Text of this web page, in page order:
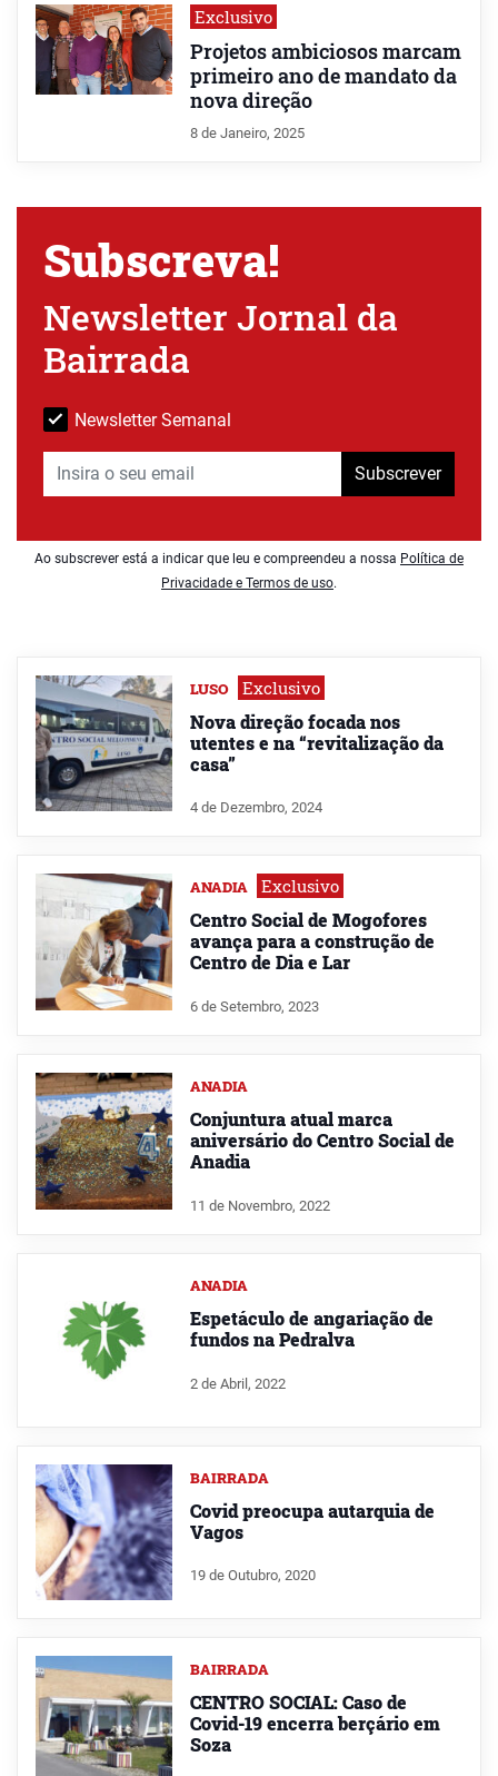
Exclusivo
Projetos ambiciosos marcam
primeiro ano de mandato da
nova direção
8 de Janeiro, 2025
Subscreva!
Newsletter Jornal da
Bairrada
Newsletter Semanal
Subscrever
Ao subscrever está a indicar que leu e compreendeu a nossa Política de
Privacidade e Termos de uso.
LUSO Exclusivo
Nova direção focada nos
utentes e na “revitalização da
casa”
4 de Dezembro, 2024
ANADIA Exclusivo
Centro Social de Mogofores
avança para a construção de
Centro de Dia e Lar
6 de Setembro, 2023
ANADIA
Conjuntura atual marca
aniversário do Centro Social de
Anadia
11 de Novembro, 2022
ANADIA
Espetáculo de angariação de
fundos na Pedralva
2 de Abril, 2022
BAIRRADA
Covid preocupa autarquia de
Vagos
19 de Outubro, 2020
BAIRRADA
CENTRO SOCIAL: Caso de
Covid-19 encerra berçário em
Soza